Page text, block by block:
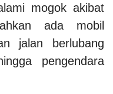
mogok akibat
ada mobil
jalan berlubang
pengendara